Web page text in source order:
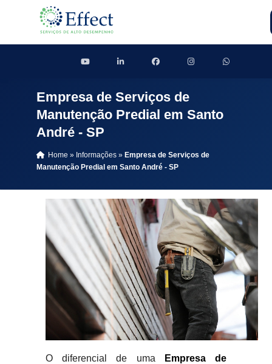
Empresa de Serviços de
Manutenção Predial em Santo
André - SP
Home » Informações » Empresa de Serviços de
Manutenção Predial em Santo André - SP
O diferencial de uma
Empresa de